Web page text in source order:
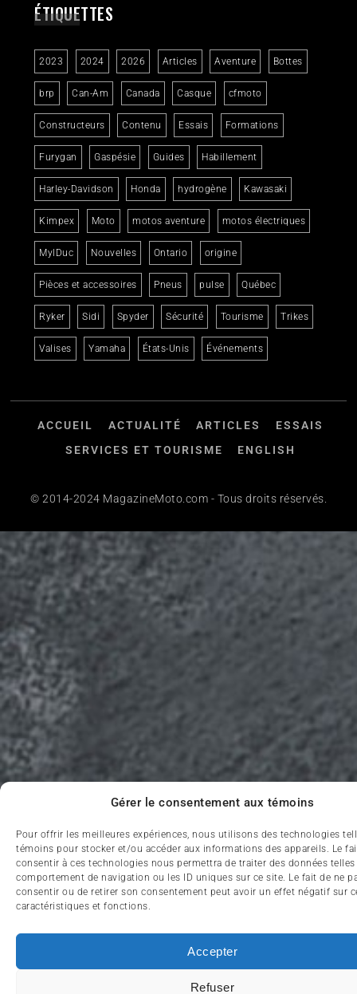
Gérer le consentement aux témoins
Pour offrir les meilleures expériences, nous utilisons des technologies
témoins pour stocker et/ou accéder aux informations des appareils. Le
consentir à ces technologies nous permettra de traiter des données telles
comportement de navigation ou les ID uniques sur ce site. Le fait de ne
consentir ou de retirer son consentement peut avoir un effet négatif sur
caractéristiques et fonctions.
Accepter
Refuser
ÉTIQUETTES
2023 2024 2026 Articles Aventure Bottes
brp Can-Am Canada Casque cfmoto
Constructeurs Contenu Essais Formations
Furygan Gaspésie Guides Habillement
Harley-Davidson Honda hydrogène Kawasaki
Kimpex Moto motos aventure motos électriques
MylDuc Nouvelles Ontario origine
Pièces et accessoires Pneus pulse Québec
Ryker Sidi Spyder Sécurité Tourisme Trikes
Valises Yamaha États-Unis Événements
ACCUEIL ACTUALITÉ ARTICLES
ESSAIS
SERVICES ET TOURISME
ENGLISH
© 2014-2024 MagazineMoto.com - Tous droits réservés.